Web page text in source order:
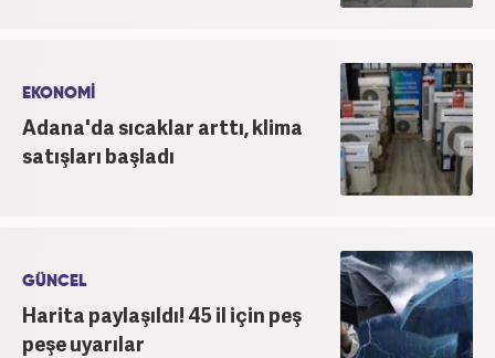
EKONOMİ
Adana'da sıcaklar arttı, klima
satışları başladı
GÜNCEL
Harita paylaşıldı! 45 il için peş
peşe uyarılar